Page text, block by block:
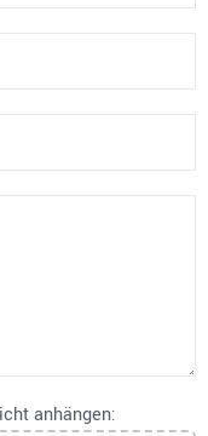
anhängen: